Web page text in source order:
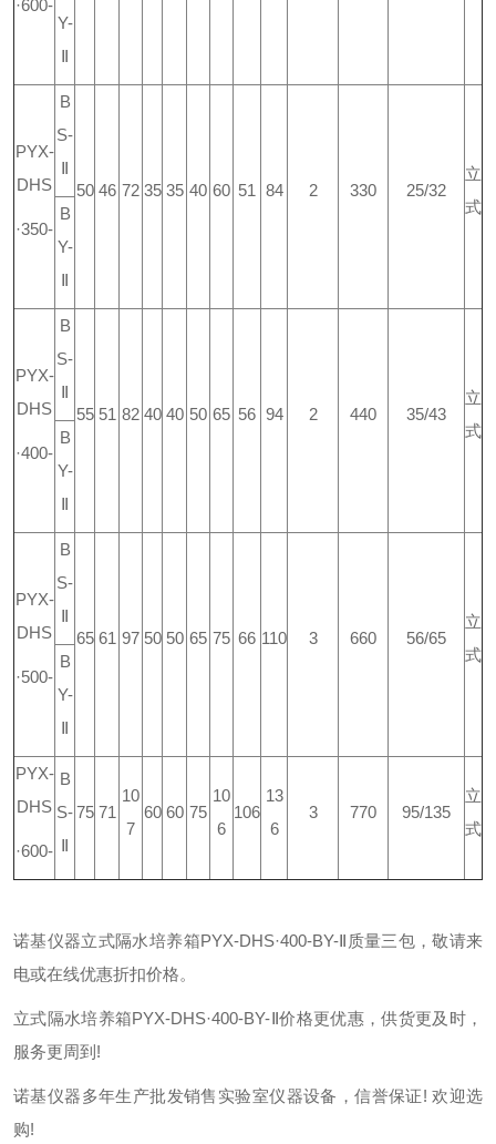
·600-
Y-
Ⅱ
PYX-
DHS
·350-
B
S-
Ⅱ
50 46 72 35 35 40 60 51 84 2 330 25/32
立
式
B
Y-
Ⅱ
PYX-
DHS
·400-
B
S-
Ⅱ
55 51 82 40 40 50 65 56 94 2 440 35/43
立
式
B
Y-
Ⅱ
PYX-
DHS
·500-
B
S-
Ⅱ
65 61 97 50 50 65 75 66 110 3 660 56/65
立
式
B
Y-
Ⅱ
PYX-
DHS
·600-
B
S-
Ⅱ
75 71
10
7
60 60 75
10
6
106
13
6
3 770 95/135
立
式
诺基仪器立式隔水培养箱PYX-DHS·400-BY-Ⅱ质量三包，敬请来
电或在线优惠折扣价格。
立式隔水培养箱PYX-DHS·400-BY-Ⅱ价格更优惠，供货更及时，
服务更周到!
诺基仪器多年生产批发销售实验室仪器设备，信誉保证! 欢迎选
购!